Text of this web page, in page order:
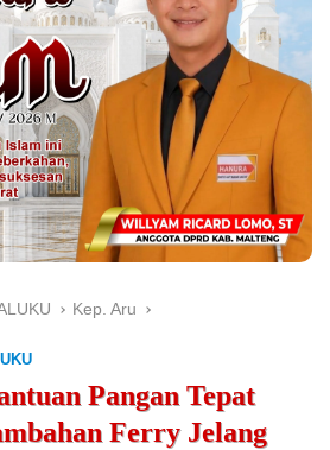
Kep. Aru
Pangan Tepat
Ferry Jelang